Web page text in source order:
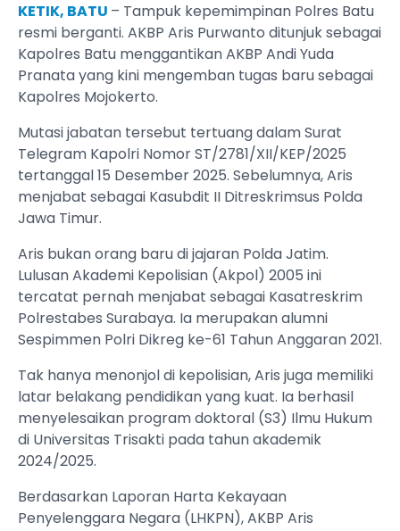
KETIK, BATU – Tampuk kepemimpinan Polres Batu
resmi berganti. AKBP Aris Purwanto ditunjuk sebagai
Kapolres Batu menggantikan AKBP Andi Yuda
Pranata yang kini mengemban tugas baru sebagai
Kapolres Mojokerto.
Mutasi jabatan tersebut tertuang dalam Surat
Telegram Kapolri Nomor ST/2781/XII/KEP/2025
tertanggal 15 Desember 2025. Sebelumnya, Aris
menjabat sebagai Kasubdit II Ditreskrimsus Polda
Jawa Timur.
Aris bukan orang baru di jajaran Polda Jatim.
Lulusan Akademi Kepolisian (Akpol) 2005 ini
tercatat pernah menjabat sebagai Kasatreskrim
Polrestabes Surabaya. Ia merupakan alumni
Sespimmen Polri Dikreg ke-61 Tahun Anggaran 2021.
Tak hanya menonjol di kepolisian, Aris juga memiliki
latar belakang pendidikan yang kuat. Ia berhasil
menyelesaikan program doktoral (S3) Ilmu Hukum
di Universitas Trisakti pada tahun akademik
2024/2025.
Berdasarkan Laporan Harta Kekayaan
Penyelenggara Negara (LHKPN), AKBP Aris